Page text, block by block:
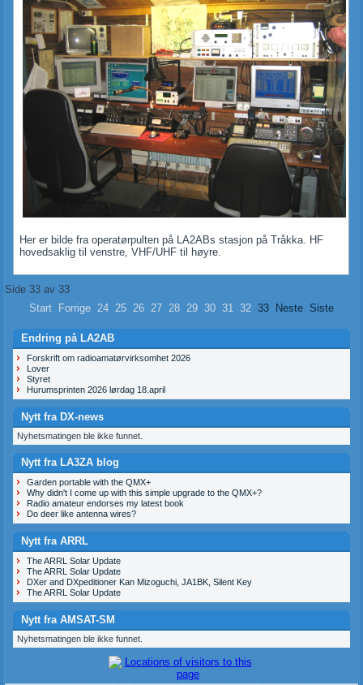
Her er bilde fra operatørpulten på LA2ABs stasjon på Tråkka. HF
hovedsaklig til venstre, VHF/UHF til høyre.
Side 33 av 33
Start
Forrige 24 25 26 27 28 29 30 31 32 33 Neste Siste
Endring på LA2AB
Forskrift om radioamatørvirksomhet 2026
Lover
Styret
Hurumsprinten 2026 lørdag 18.april
Nytt fra DX-news
Nyhetsmatingen ble ikke funnet.
Nytt fra LA3ZA blog
Garden portable with the QMX+
Why didn't I come up with this simple upgrade to the QMX+?
Radio amateur endorses my latest book
Do deer like antenna wires?
Nytt fra ARRL
The ARRL Solar Update
The ARRL Solar Update
DXer and DXpeditioner Kan Mizoguchi, JA1BK, Silent Key
The ARRL Solar Update
Nytt fra AMSAT-SM
Nyhetsmatingen ble ikke funnet.